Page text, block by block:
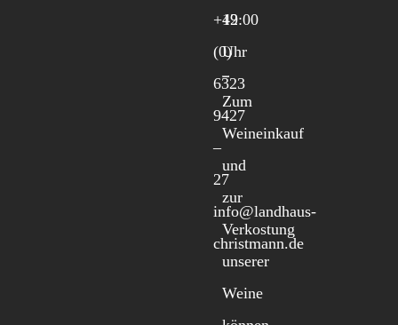
+49
(0)
6323
9427
–
27
info@landhaus-
christmann.de
12:00
Uhr
Zum
Weineinkauf
und
zur
Verkostung
unserer
Weine